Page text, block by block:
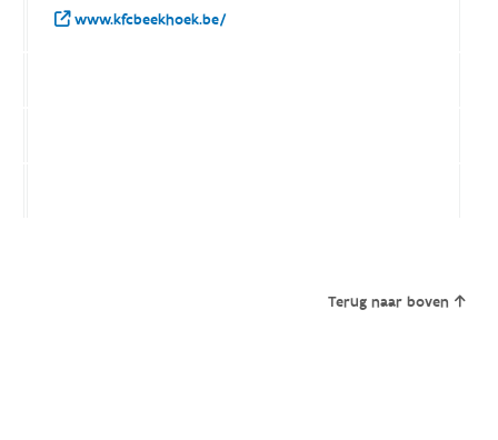
www.kfcbeekhoek.be/
Terug naar boven